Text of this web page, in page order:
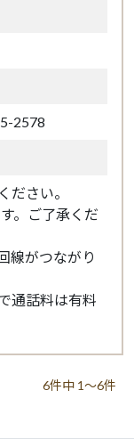
2578
ださい。
。ご了承くだ
線がつながり
通話料は有料
6件中 1～6件